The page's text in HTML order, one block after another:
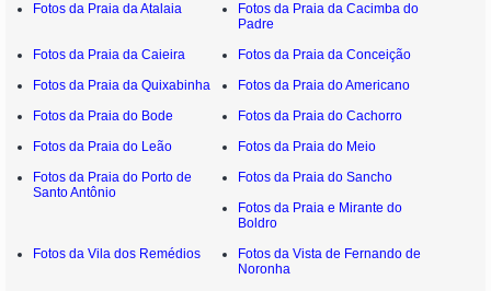
Fotos da Praia da Atalaia
Fotos da Praia da Cacimba do
Padre
Fotos da Praia da Caieira
Fotos da Praia da Conceição
Fotos da Praia da Quixabinha
Fotos da Praia do Americano
Fotos da Praia do Bode
Fotos da Praia do Cachorro
Fotos da Praia do Leão
Fotos da Praia do Meio
Fotos da Praia do Porto de
Santo Antônio
Fotos da Praia do Sancho
Fotos da Praia e Mirante do
Boldro
Fotos da Vila dos Remédios
Fotos da Vista de Fernando de
Noronha